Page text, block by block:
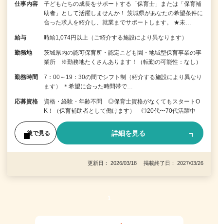
仕事内容
子どもたちの成長をサポートする「保育士」または「保育補
助者」として活躍しませんか！ 茨城県があなたの希望条件に
合った求人を紹介し、就業までサポートします。 ★未…
給与 時給1,074円以上（ご紹介する施設により異なります）
勤務地
茨城県内の認可保育所・認定こども園・地域型保育事業の事
業所 ※勤務地たくさんあります！（転勤の可能性：なし）
勤務時間
7：00～19：30の間でシフト制（紹介する施設により異なり
ます） ＊希望に合った時間帯で…
応募資格
資格・経験・年齢不問 ◎保育士資格がなくてもスタートO
K！（保育補助者として働けます） ◎20代〜70代活躍中
後で見る 詳細を見る
更新日： 2026/03/18 掲載終了日： 2027/03/26
1